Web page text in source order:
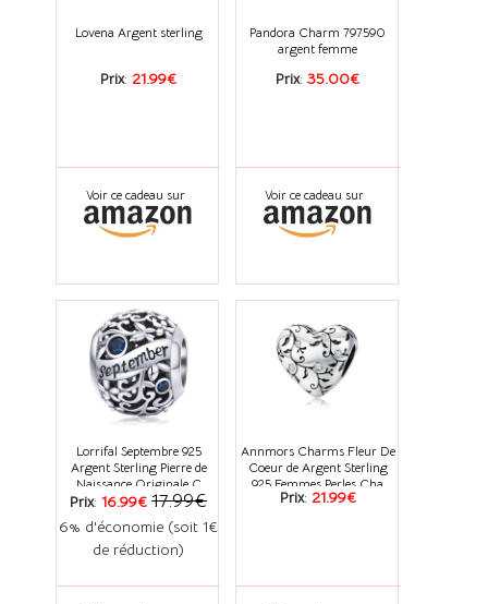
Lovena Argent sterling
Prix: 21.99€
Voir ce cadeau sur
Pandora Charm 797590
argent femme
Prix:35.00€
Voir ce cadeau sur
Lorrifal Septembre 925
Argent Sterling Pierre de
Naissance Originale C
Prix:16.99€ 17.99€
6% d'économie (soit 1€
de réduction)
Annmors Charms Fleur De
Coeur de Argent Sterling
925 Femmes Perles Cha
Prix: 21.99€